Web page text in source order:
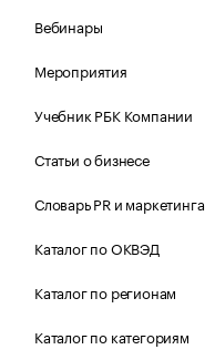
Вебинары
Мероприятия
Учебник РБК Компании
Статьи о бизнесе
Словарь PR и маркетинга
Каталог по ОКВЭД
Каталог по регионам
Каталог по категориям